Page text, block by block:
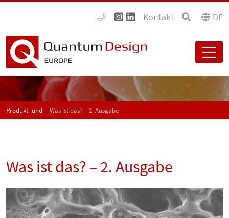
Kontakt DE
Produkt- und Anwendungsneuigkeiten - SPECTRUMWas ist das? – 2. Ausgabe
Was ist das? – 2. Ausgabe